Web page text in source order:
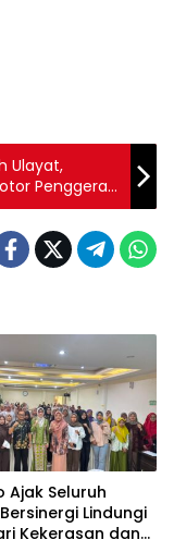
Ulayat,
Penggerak
bagi
Ajak Seluruh
Lindungi
Kekerasan dan